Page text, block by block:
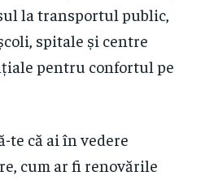
la transportul public,
spitale și centre
pentru confortul pe
te că ai în vedere
cum ar fi renovările